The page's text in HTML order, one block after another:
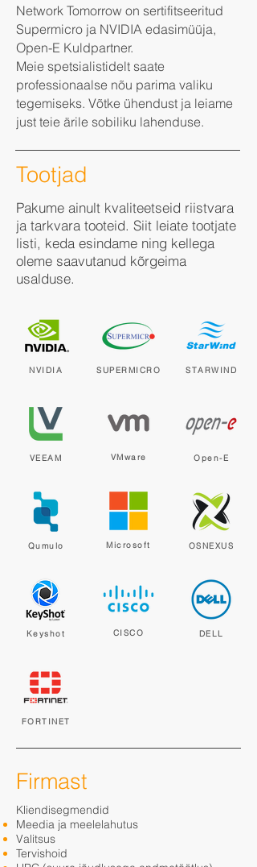
Network Tomorrow on sertifitseeritud
Supermicro ja NVIDIA edasimüüja,
Open-E Kuldpartner.
Meie spetsialistidelt saate
professionaalse nõu parima valiku
tegemiseks. Võtke ühendust ja leiame
just teie ärile sobiliku lahenduse.
Tootjad
Pakume ainult kvaliteetseid riistvara
ja tarkvara tooteid. Siit leiate tootjate
listi, keda esindame ning kellega
oleme saavutanud kõrgeima
usalduse.
NVIDIA
VEEAM
Qumulo
Keyshot
FORTINET
SUPERMICRO
VMware
Microsoft
CISCO
STARWIND
Open-E
OSNEXUS
DELL
Firmast
Kliendisegmendid
Meedia ja meelelahutus
Valitsus
Tervishoid